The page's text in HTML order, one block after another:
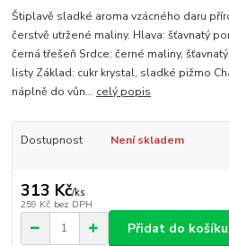
Štiplavě sladké aroma vzácného daru
čerstvě utržené maliny. Hlava: šťavnatý
černá třešeň Srdce: černé maliny,
listy Základ: cukr krystal, sladké pižmo
náplně do vůn... celý popis
Dostupnost Není skladem
313 Kč/ks
259 Kč bez DPH
Přidat do košíku